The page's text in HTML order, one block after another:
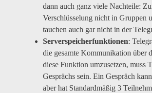
dann auch ganz viele Nachteile:
Verschlüsselung nicht in Gruppen
tauchen auch gar nicht in der
Serverspeicherfunktionen:
die gesamte Kommunikation über
diese Funktion umzusetzen, muss
Gesprächs sein. Ein Gespräch
aber hat Standardmäßig 3